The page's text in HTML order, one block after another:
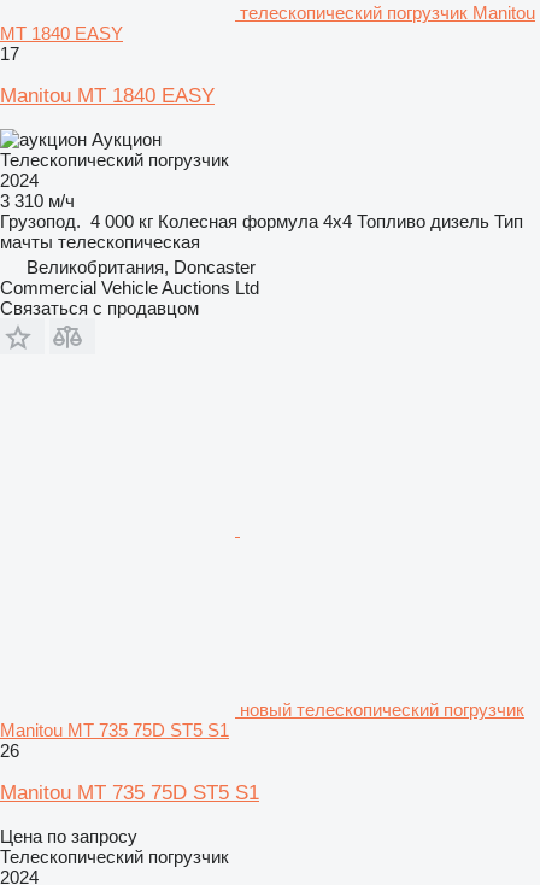
телескопический погрузчик Manitou
MT 1840 EASY
17
Manitou MT 1840 EASY
Аукцион
Телескопический погрузчик
2024
3 310 м/ч
Грузопод. 4 000 кг Колесная формула 4x4 Топливо дизель Тип
мачты телескопическая
Великобритания, Doncaster
Commercial Vehicle Auctions Ltd
Связаться с продавцом
новый телескопический погрузчик
Manitou MT 735 75D ST5 S1
26
Manitou MT 735 75D ST5 S1
Цена по запросу
Телескопический погрузчик
2024